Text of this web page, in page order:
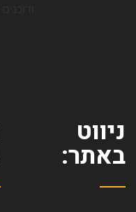
ניווט
באתר: